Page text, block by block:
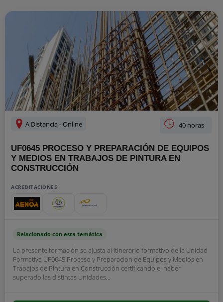
A Distancia - Online 40 horas
UF0645 PROCESO Y PREPARACIÓN DE EQUIPOS
Y MEDIOS EN TRABAJOS DE PINTURA EN
CONSTRUCCIÓN
ACREDITACIONES
Relacionado con esta temática
La presente formación se ajusta al itinerario formativo de la Unidad
Formativa UF0645 Proceso y Preparación de Equipos y Medios en
Trabajos de Pintura en Construcción certificando el haber
superado las distintas Unidades...